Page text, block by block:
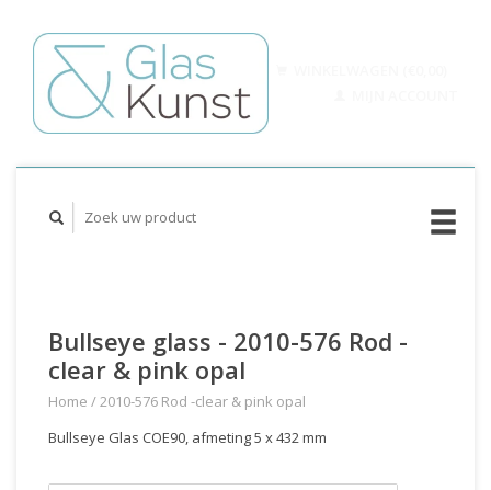
Bullseye glass - 2010-576 Rod -
clear & pink opal
Home /2010-576 Rod -clear & pink opal
Bullseye Glas COE90, afmeting 5 x 432 mm